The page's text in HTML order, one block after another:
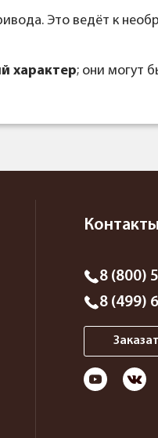
Это ведёт к
характер; они могут
Контакты
8 (800)
8 (499)